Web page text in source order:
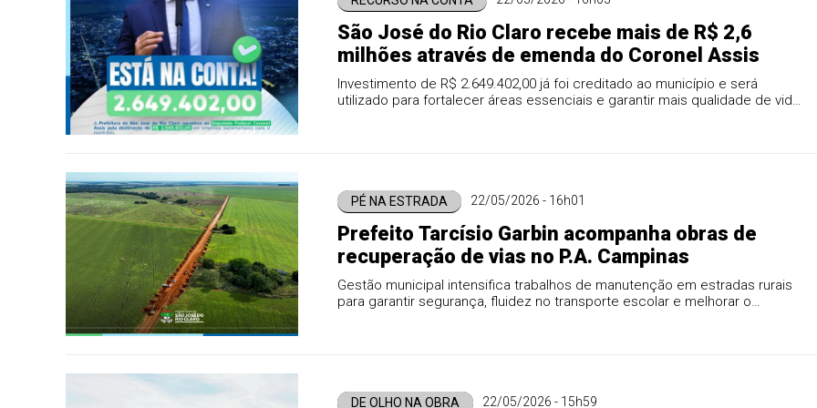
São José do Rio Claro recebe mais de R$ 2,6
milhões através de emenda do Coronel Assis
Investimento de R$ 2.649.402,00 já foi creditado ao município e será
utilizado para fortalecer áreas essenciais e garantir mais qualidade de vida
PÉ NA ESTRADA 22/05/2026 - 16h01
Prefeito Tarcísio Garbin acompanha obras de
recuperação de vias no P.A. Campinas
Gestão municipal intensifica trabalhos de manutenção em estradas rurais
para garantir segurança, fluidez no transporte escolar e melhorar o
DE OLHO NA OBRA 22/05/2026 - 15h59